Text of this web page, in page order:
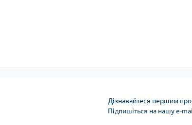
Дізнавайтеся першим про
Підпишіться на нашу e-